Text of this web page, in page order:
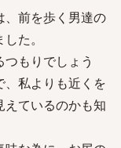
、前を歩く男達の
た。
もりでしょう
、私よりも近くを
ているのかも知